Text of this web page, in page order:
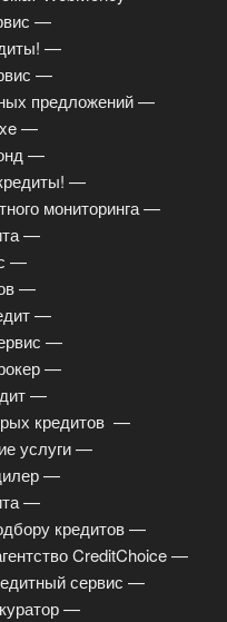
—
—
—
предложений —
—
—
—
мониторинга —
—
—
—
—
—
—
—
кредитов —
услуги —
—
—
кредитов —
CreditChoice —
сервис —
—